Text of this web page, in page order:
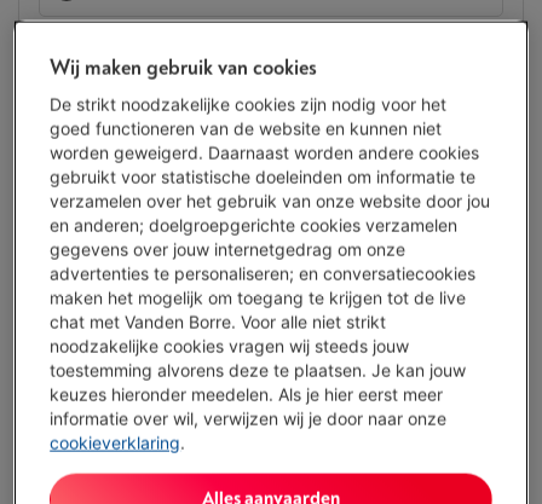
2 jaar garantie
Binnen minstens 3 weken -Bekijk voorraad
€ 99,00
Ofbetalen per maand-Simulatie
Let op, geld lenen kost ook geld.
Koop nu
Vergelijken
Troeven
Een oppervlak van 27 inch en een verversingssnelheid van
120hz bieden een ruime en comfortabele werkruimte voor
Wij maken gebruik van cookies
De strikt noodzakelijke cookies zijn nodig voor het
goed functioneren van de website en kunnen niet
worden geweigerd. Daarnaast worden andere cookies
gebruikt voor statistische doeleinden om informatie te
verzamelen over het gebruik van onze website door jou
en anderen; doelgroepgerichte cookies verzamelen
gegevens over jouw internetgedrag om onze
advertenties te personaliseren; en conversatiecookies
maken het mogelijk om toegang te krijgen tot de live
chat met Vanden Borre. Voor alle niet strikt
noodzakelijke cookies vragen wij steeds jouw
toestemming alvorens deze te plaatsen. Je kan jouw
keuzes hieronder meedelen. Als je hier eerst meer
informatie over wil, verwijzen wij je door naar onze
cookieverklaring.
Alles aanvaarden